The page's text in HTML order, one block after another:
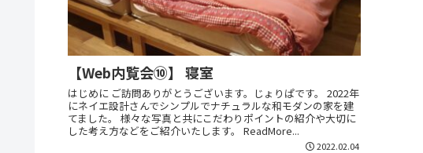
【Web内覧会⑩】 寝室
はじめに ご訪問ありがとうございます。じょりぱです。 2022年
にネイエ設計さんでシンプルでナチュラルな和モダンの家を建
てました。 様々な写真と共にこだわりポイントの紹介や大切に
した考え方などをご紹介いたします。 ReadMore...
2022.02.04